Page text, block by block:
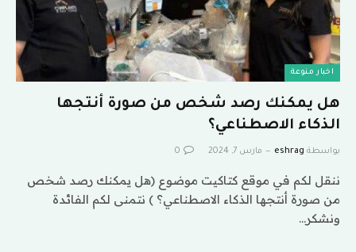
اخبار منوعة
هل يمكنك رصد شخص من صورة أنتجها
الذكاء الاصطناعي؟
بواسطة eshrag مارس 7, 2024 0
ننقل لكم في موقع كتاكيت موضوع (هل يمكنك رصد شخص
من صورة أنتجها الذكاء الاصطناعي؟ ) نتمنى لكم الفائدة
ونشكر…